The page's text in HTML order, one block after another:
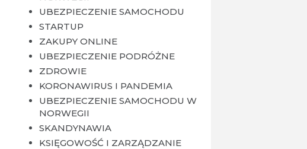
UBEZPIECZENIE SAMOCHODU
STARTUP
ZAKUPY ONLINE
UBEZPIECZENIE PODRÓŻNE
ZDROWIE
KORONAWIRUS I PANDEMIA
UBEZPIECZENIE SAMOCHODU W
NORWEGII
SKANDYNAWIA
KSIĘGOWOŚĆ I ZARZĄDZANIE